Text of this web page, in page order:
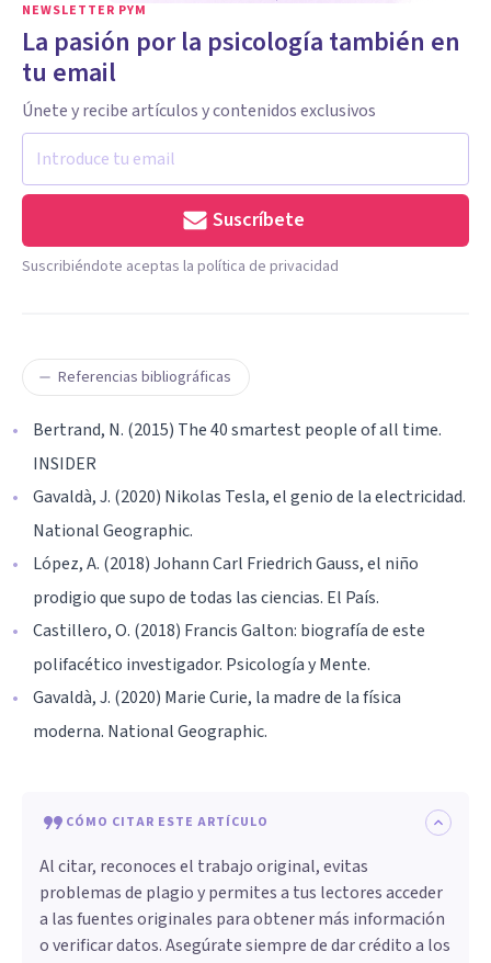
NEWSLETTER PYM
La pasión por la psicología también en
tu email
Únete y recibe artículos y contenidos exclusivos
Suscríbete
Suscribiéndote aceptas la política de privacidad
Referencias bibliográficas
Bertrand, N. (2015) The 40 smartest people of all time.
INSIDER
Gavaldà, J. (2020) Nikolas Tesla, el genio de la electricidad.
National Geographic.
López, A. (2018) Johann Carl Friedrich Gauss, el niño
prodigio que supo de todas las ciencias. El País.
Castillero, O. (2018) Francis Galton: biografía de este
polifacético investigador. Psicología y Mente.
Gavaldà, J. (2020) Marie Curie, la madre de la física
moderna. National Geographic.
CÓMO CITAR ESTE ARTÍCULO
Al citar, reconoces el trabajo original, evitas
problemas de plagio y permites a tus lectores acceder
a las fuentes originales para obtener más información
o verificar datos. Asegúrate siempre de dar crédito a los